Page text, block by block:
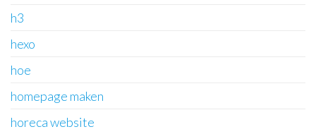
h3
hexo
hoe
homepage maken
horeca website